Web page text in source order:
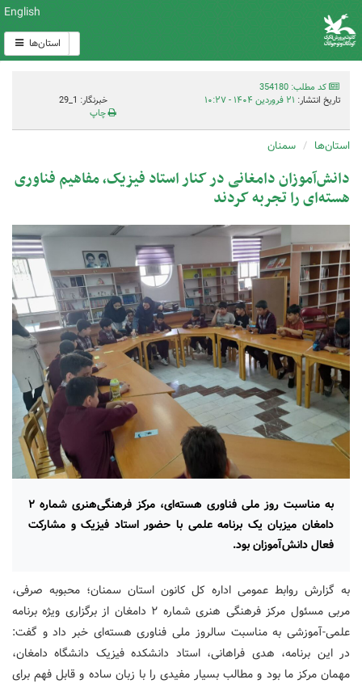
English
استان‌ها
کد مطلب: 354180
تاریخ انتشار: ۲۱ فروردین ۱۴۰۴ - ۱۰:۲۷
خبرنگار: 1_29
چاپ
استان‌ها سمنان
دانش‌آموزان دامغانی در کنار استاد فیزیک، مفاهیم فناوری
هسته‌ای را تجربه کردند
به مناسبت روز ملی فناوری هسته‌ای، مرکز فرهنگی‌هنری شماره ۲
دامغان میزبان یک برنامه علمی با حضور استاد فیزیک و مشارکت
فعال دانش‌آموزان بود.
به گزارش روابط عمومی اداره کل کانون استان سمنان؛ محبوبه صرفی،
مربی مسئول مرکز فرهنگی هنری شماره ۲ دامغان از برگزاری ویژه برنامه
علمی-آموزشی به مناسبت سالروز ملی فناوری هسته‌ای خبر داد و گفت:
در این برنامه، هدی فراهانی، استاد دانشکده فیزیک دانشگاه دامغان،
مهمان مرکز ما بود و مطالب بسیار مفیدی را با زبان ساده و قابل فهم برای